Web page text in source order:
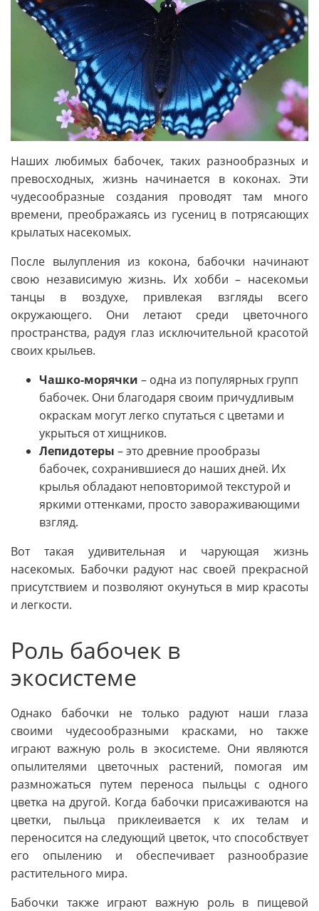
Наших любимых бабочек, таких разнообразных и
превосходных, жизнь начинается в коконах. Эти
чудесообразные создания проводят там много
времени, преображаясь из гусениц в потрясающих
крылатых насекомых.
После вылупления из кокона, бабочки начинают
свою независимую жизнь. Их хобби – насекомьи
танцы в воздухе, привлекая взгляды всего
окружающего. Они летают среди цветочного
пространства, радуя глаз исключительной красотой
своих крыльев.
Чашко-морячки – одна из популярных групп
бабочек. Они благодаря своим причудливым
окраскам могут легко спутаться с цветами и
укрыться от хищников.
Лепидотеры – это древние прообразы
бабочек, сохранившиеся до наших дней. Их
крылья обладают неповторимой текстурой и
яркими оттенками, просто завораживающими
взгляд.
Вот такая удивительная и чарующая жизнь
насекомых. Бабочки радуют нас своей прекрасной
присутствием и позволяют окунуться в мир красоты
и легкости.
Роль бабочек в
экосистеме
Однако бабочки не только радуют наши глаза
своими чудесообразными красками, но также
играют важную роль в экосистеме. Они являются
опылителями цветочных растений, помогая им
размножаться путем переноса пыльцы с одного
цветка на другой. Когда бабочки присаживаются на
цветки, пыльца приклеивается к их телам и
переносится на следующий цветок, что способствует
его опылению и обеспечивает разнообразие
растительного мира.
Бабочки также играют важную роль в пищевой